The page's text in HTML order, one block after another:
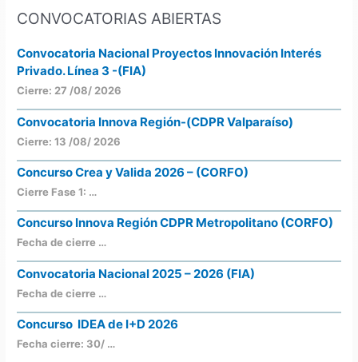
CONVOCATORIAS ABIERTAS
Convocatoria Nacional Proyectos Innovación Interés
Privado. Línea 3 -(FIA)
Cierre: 27 /08/ 2026
Convocatoria Innova Región-(CDPR Valparaíso)
Cierre: 13 /08/ 2026
Concurso Crea y Valida 2026 – (CORFO)
Cierre Fase 1: …
Concurso Innova Región CDPR Metropolitano (CORFO)
Fecha de cierre …
Convocatoria Nacional 2025 – 2026 (FIA)
Fecha de cierre …
Concurso IDEA de I+D 2026
Fecha cierre: 30/ …